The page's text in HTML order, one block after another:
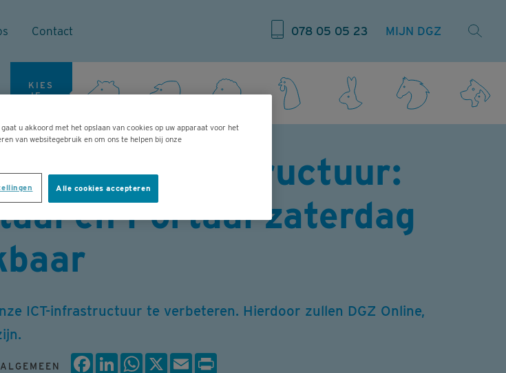
Contact 078 05 05 23 MIJN DGZ
KIES
JE
Onderhoudswerken aan ICT-infrastructuur: DGZ Online, Veeportaal en Portaal zaterdag tijdelijk niet beschikbaar
ICT-infrastructuur:
en Portaal zaterdag
ICT-infrastructuur te verbeteren. Hierdoor zullen DGZ Online,
ALGEMEEN
FacebookLinkedInWhatsApp
X Email
u akkoord met het opslaan van cookies op uw apparaat voor het
van websitegebruik en om ons te helpen bij onze
Alle cookies accepteren